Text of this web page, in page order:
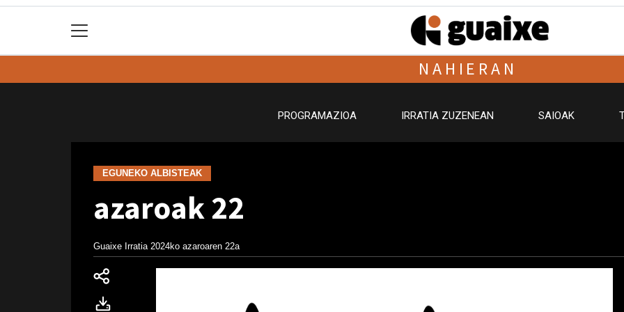
NAHIERAN
PROGRAMAZIOA IRRATIA ZUZENEAN SAIOAK
EGUNEKO ALBISTEAK
azaroak 22
Guaixe Irratia 2024ko azaroaren 22a